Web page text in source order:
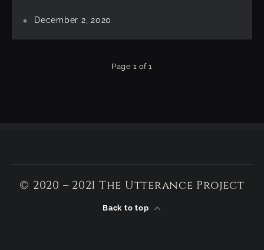
December 2, 2020
Page 1 of 1
© 2020 – 2021 The Utterance Project
Back to top